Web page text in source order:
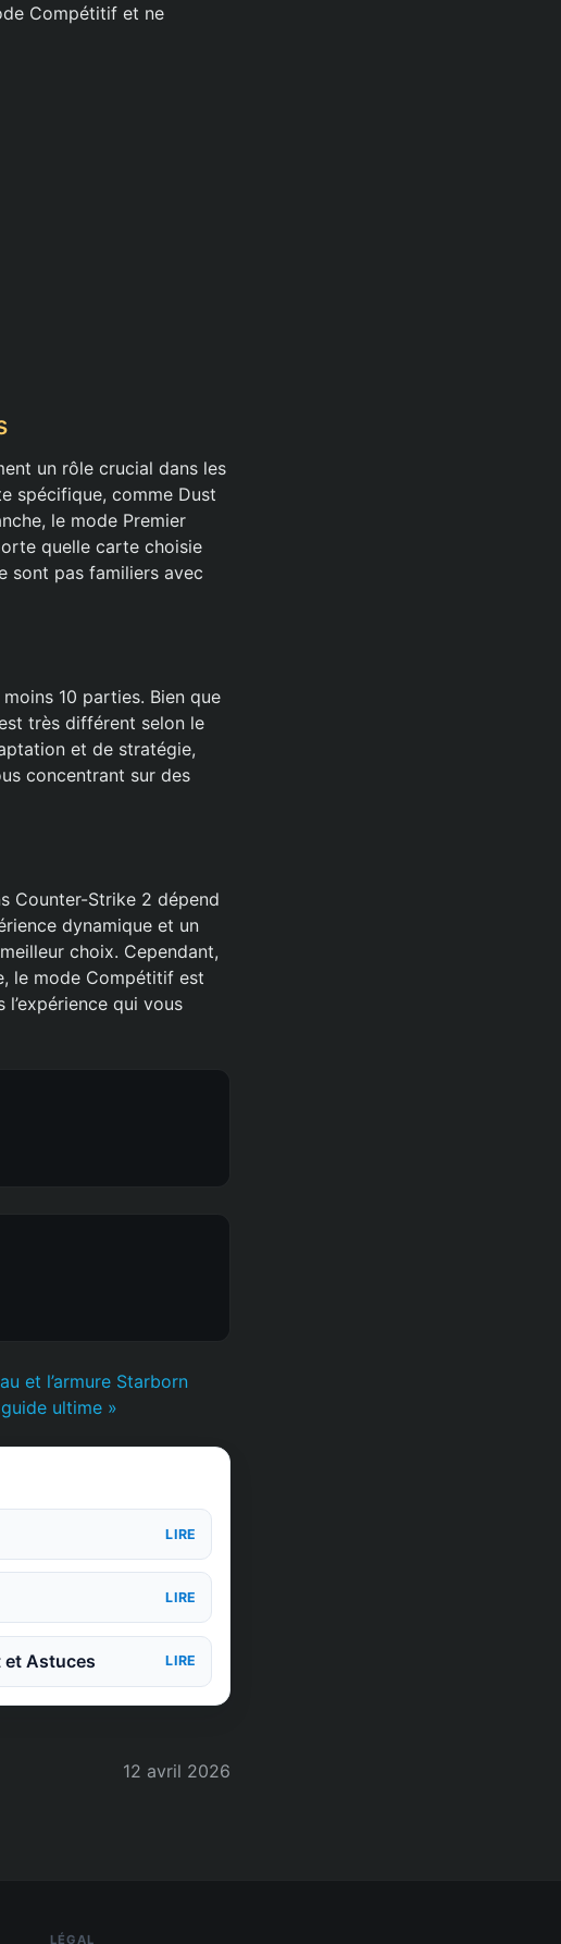
Compétitif et ne
un rôle crucial dans les
spécifique, comme Dust
le mode Premier
quelle carte choisie
sont pas familiers avec
10 parties. Bien que
très différent selon le
et de stratégie,
concentrant sur des
Counter-Strike 2 dépend
dynamique et un
choix. Cependant,
le mode Compétitif est
qui vous
et l’armure Starborn
ultime »
LIRE
LIRE
et Astuces LIRE
12 avril 2026
LÉGAL